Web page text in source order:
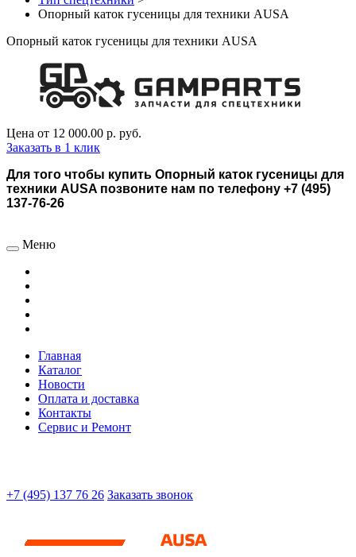
Опорный каток гусеницы для техники AUSA
Опорный каток гусеницы для техники AUSA
Цена от 12 000.00 р. руб.
Заказать в 1 клик
Для того чтобы купить Опорный каток гусеницы для
техники AUSA позвоните нам по телефону +7 (495)
137-76-26
Меню
Главная
Каталог
Новости
Оплата и доставка
Контакты
Сервис и Ремонт
+7 (495) 137 76 26 Заказать звонок